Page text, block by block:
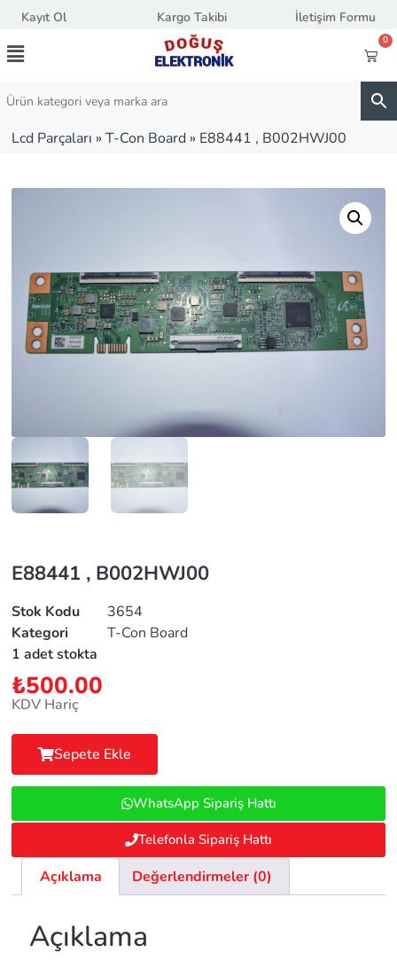
Kayıt Ol Kargo Takibi İletişim Formu
0
Lcd Parçaları » T-Con Board » E88441 , B002HWJ00
E88441 , B002HWJ00
Stok Kodu
3654
Kategori
T-Con Board
1 adet stokta
₺500.00
KDV Hariç
Sepete Ekle
WhatsApp Sipariş Hattı
Telefonla Sipariş Hattı
Açıklama Değerlendirmeler (0)
Açıklama